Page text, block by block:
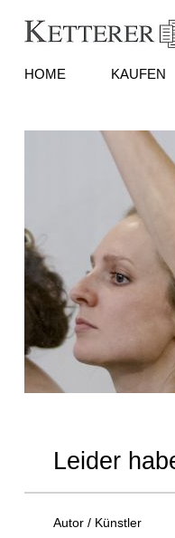
HOME KAUFEN
Leider
Autor / Künstler